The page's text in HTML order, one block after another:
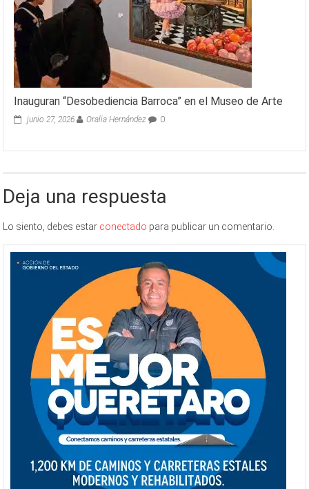
Inauguran “Desobediencia Barroca” en el Museo de Arte
junio 27, 2026 Oralia Hernández 0
Deja una respuesta
Lo siento, debes estar conectado para publicar un comentario.